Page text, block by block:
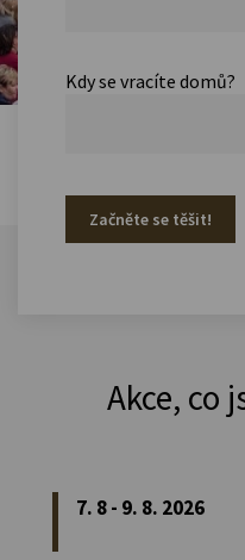
Kdy se vracíte domů?
Začněte se těšit!
Akce, co
7. 8 - 9. 8. 2026